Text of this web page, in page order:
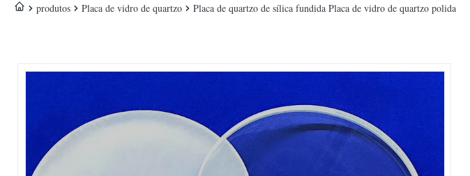
produtos Placa de vidro de quartzo Placa de quartzo de sílica fundida Placa de vidro de quartzo polida